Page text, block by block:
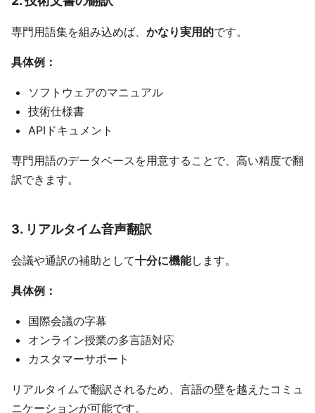
専門用語集を組み込めば、 かなり実用的です。
具体例：
ソフトウェアのマニュアル
技術仕様書
APIドキュメント
専門用語のデータベースを用意することで、高い精度で翻
訳できます。
3. リアルタイム音声翻訳
会議や通訳の補助として十分に機能します。
具体例：
国際会議の字幕
オンライン授業の多言語対応
カスタマーサポート
リアルタイムで翻訳されるため、言語の壁を越えたコミュ
ニケーションが可能です。